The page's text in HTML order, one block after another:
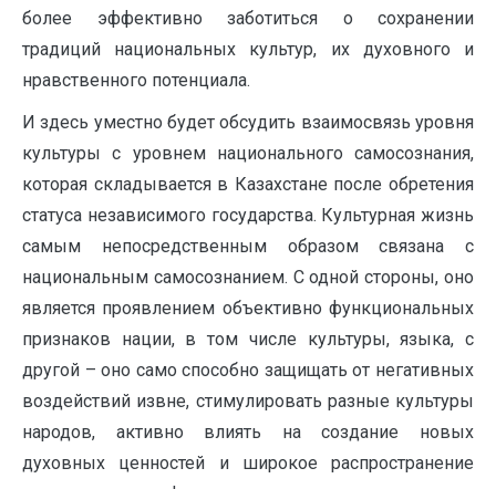
более эффективно заботиться о сохранении
традиций национальных культур, их духовного и
нравственного потенциала.
И здесь уместно будет обсудить взаимосвязь уровня
культуры с уровнем национального самосознания,
которая складывается в Казахстане после обретения
статуса независимого государства. Культурная жизнь
самым непосредственным образом связана с
национальным самосознанием. С одной стороны, оно
является проявлением объективно функциональных
признаков нации, в том числе культуры, языка, с
другой – оно само способно защищать от негативных
воздействий извне, стимулировать разные культуры
народов, активно влиять на создание новых
духовных ценностей и широкое распространение